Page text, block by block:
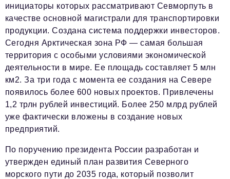
инициаторы которых рассматривают Севморпуть в
качестве основной магистрали для транспортировки
продукции. Создана система поддержки инвесторов.
Сегодня Арктическая зона РФ — самая большая
территория с особыми условиями экономической
деятельности в мире. Ее площадь составляет 5 млн
км2. За три года с момента ее создания на Севере
появилось более 600 новых проектов. Привлечены
1,2 трлн рублей инвестиций. Более 250 млрд рублей
уже фактически вложены в создание новых
предприятий.
По поручению президента России разработан и
утвержден единый план развития Северного
морского пути до 2035 года, который позволит